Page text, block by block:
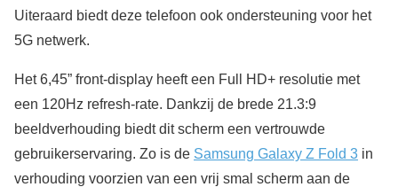
Uiteraard biedt deze telefoon ook ondersteuning voor het
5G netwerk.
Het 6,45” front-display heeft een Full HD+ resolutie met
een 120Hz refresh-rate. Dankzij de brede 21.3:9
beeldverhouding biedt dit scherm een vertrouwde
gebruikerservaring. Zo is de Samsung Galaxy Z Fold 3 in
verhouding voorzien van een vrij smal scherm aan de